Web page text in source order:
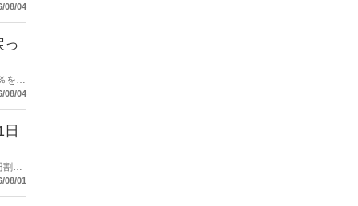
08/04
っ
を還
08/04
割引
08/01